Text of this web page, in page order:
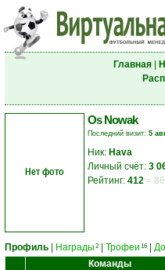
Главная|
Нет фото
Os Nowak
Последний визит: 5
Ник: Hava
Личный счёт: 3
Рейтинг: 412 =
Профиль Награды 2 Трофеи 16
Команды